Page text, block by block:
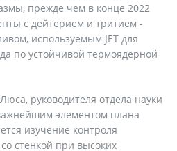
прежде чем в конце 2022
с дейтерием и тритием -
используемым JET для
по устойчивой термоядерной
руководителя отдела науки
элементом плана
изучение контроля
стенкой при высоких